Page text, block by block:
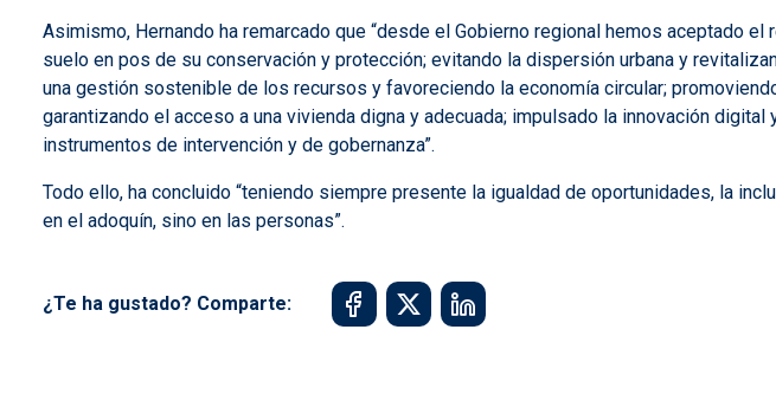
Asimismo, Hernando ha remarcado que “desde el Gobierno regional hemos aceptado
suelo en pos de su conservación y protección; evitando la dispersión urbana y
una gestión sostenible de los recursos y favoreciendo la economía circular;
garantizando el acceso a una vivienda digna y adecuada; impulsado la innovación
instrumentos de intervención y de gobernanza”.
Todo ello, ha concluido “teniendo siempre presente la igualdad de oportunidades, la
en el adoquín, sino en las personas”.
¿Te ha gustado? Comparte: